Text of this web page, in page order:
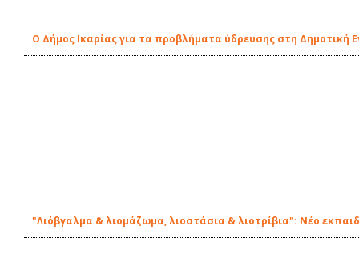
Ο Δήμος Ικαρίας για τα προβλήματα ύδρευσης στη Δημοτική
"Λιόβγαλμα & λιομάζωμα, λιοστάσια & λιοτρίβια": Νέο